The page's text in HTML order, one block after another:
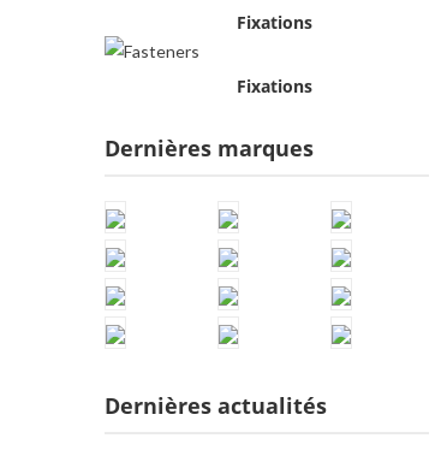
Fixations
Fixations
Dernières marques
Dernières actualités